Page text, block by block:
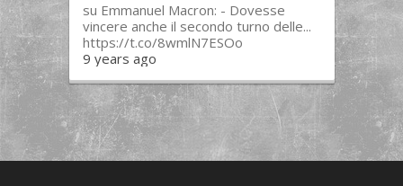
su Emmanuel Macron: - Dovesse
vincere anche il secondo turno delle...
https://t.co/8wmlN7ESOo
9 years ago